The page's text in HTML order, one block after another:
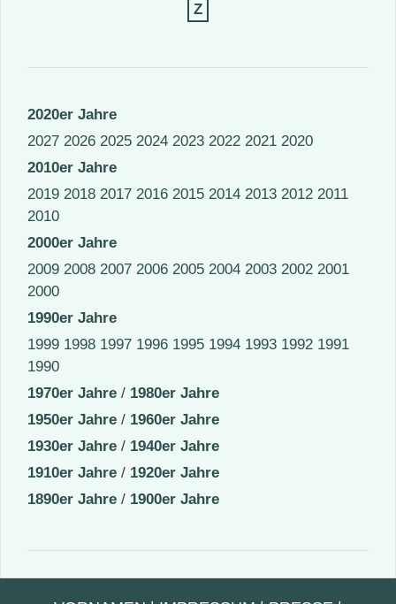
Z
2020er Jahre
2027 2026 2025 2024 2023 2022 2021 2020
2010er Jahre
2019 2018 2017 2016 2015 2014 2013 2012 2011
2010
2000er Jahre
2009 2008 2007 2006 2005 2004 2003 2002 2001
2000
1990er Jahre
1999 1998 1997 1996 1995 1994 1993 1992 1991
1990
1970er Jahre / 1980er Jahre
1950er Jahre / 1960er Jahre
1930er Jahre / 1940er Jahre
1910er Jahre / 1920er Jahre
1890er Jahre / 1900er Jahre